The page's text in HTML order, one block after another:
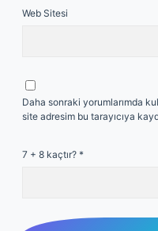
Web Sitesi
Daha sonraki yorumlarımda
site adresim bu tarayıcıya
7 + 8 kaçtır? *